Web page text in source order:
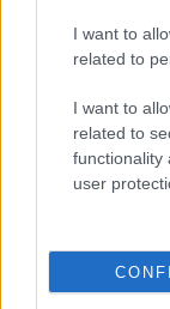
I want to
related to
I want to
related to
functionality
user
Guía para